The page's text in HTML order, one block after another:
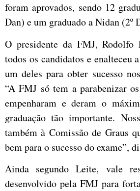
foram aprovados, sendo 12
Dan) e um graduado a Nidan (2º
O presidente da FMJ, Rodolfo
todos os candidatos e enalteceu
um deles para obter sucesso
“A FMJ só tem a parabenizar
empenharam e deram o
graduação tão importante.
também à Comissão de Graus
bem para o sucesso do exame”,
Ainda segundo Leite, vale
desenvolvido pela FMJ para